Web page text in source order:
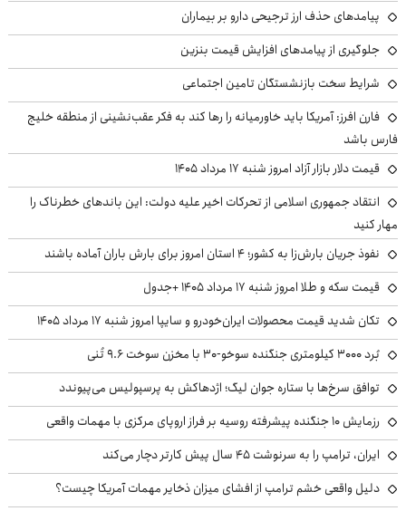
پیامدهای حذف ارز ترجیحی دارو بر بیماران
جلوگیری از پیامدهای افزایش قیمت بنزین
شرایط سخت بازنشستگان تامین اجتماعی
فارن افرز: آمریکا باید خاورمیانه را رها کند به فکر عقب‌نشینی از منطقه خلیج
فارس باشد
قیمت دلار بازار آزاد امروز شنبه ۱۷ مرداد ۱۴۰۵
انتقاد جمهوری اسلامی از تحرکات اخیر علیه دولت: این باندهای خطرناک را
مهار کنید
نفوذ جریان بارش‌زا به کشور؛ ۴ استان امروز برای بارش باران آماده باشند
قیمت سکه و طلا امروز شنبه ۱۷ مرداد ۱۴۰۵ +جدول
تکان شدید قیمت محصولات ایران‌خودرو و سایپا امروز شنبه ۱۷ مرداد ۱۴۰۵
بُرد ۳۰۰۰ کیلومتری جنگنده سوخو-۳۰ با مخزن سوخت ۹.۶ تُنی
توافق سرخ‌ها با ستاره جوان لیگ؛ اژدهاکش به پرسپولیس می‌پیوندد
رزمایش ۱۰ جنگنده پیشرفته روسیه بر فراز اروپای مرکزی با مهمات واقعی
ایران، ترامپ را به سرنوشت ۴۵ سال پیش کارتر دچار می‌کند
دلیل واقعی خشم ترامپ از افشای میزان ذخایر مهمات آمریکا چیست؟